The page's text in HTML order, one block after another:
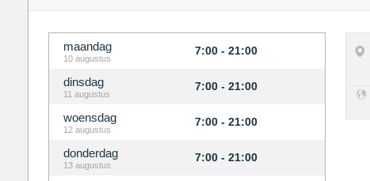
maandag
10 augustus
7:00 - 21:00
dinsdag
11 augustus
7:00 - 21:00
woensdag
12 augustus
7:00 - 21:00
donderdag
13 augustus
7:00 - 21:00